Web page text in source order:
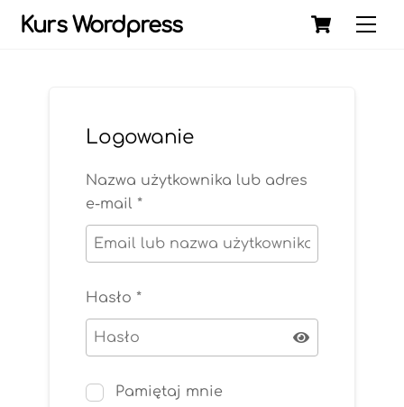
Skip
Cart
Kurs Wordpress
Logowanie
Nazwa użytkownika lub adres
e-mail*
Hasło*
Pamiętaj mnie